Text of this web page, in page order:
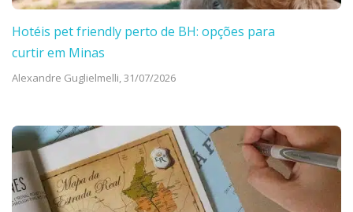
Hotéis pet friendly perto de BH: opções para
curtir em Minas
Alexandre Guglielmelli,31/07/2026